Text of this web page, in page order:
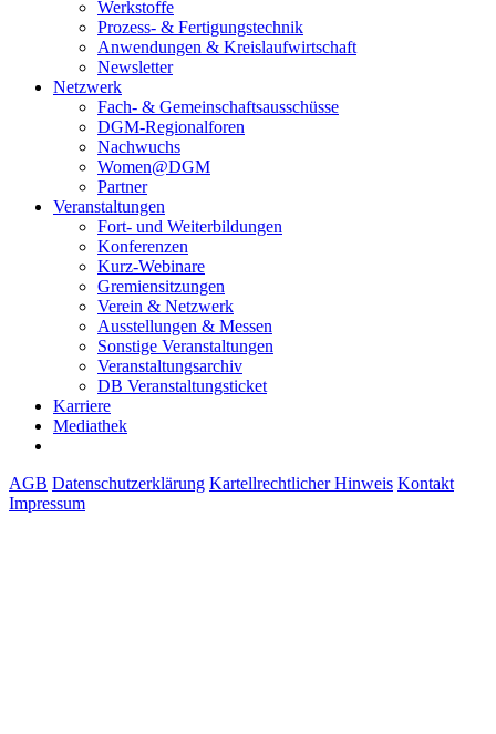
Werkstoffe
Prozess- & Fertigungstechnik
Anwendungen & Kreislaufwirtschaft
Newsletter
Netzwerk
Fach- & Gemeinschaftsausschüsse
DGM-Regionalforen
Nachwuchs
Women@DGM
Partner
Veranstaltungen
Fort- und Weiterbildungen
Konferenzen
Kurz-Webinare
Gremiensitzungen
Verein & Netzwerk
Ausstellungen & Messen
Sonstige Veranstaltungen
Veranstaltungsarchiv
DB Veranstaltungsticket
Karriere
Mediathek
AGB Datenschutzerklärung Kartellrechtlicher Hinweis Kontakt
Impressum